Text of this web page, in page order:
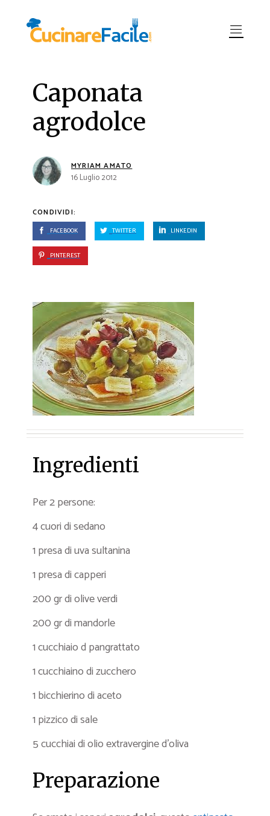
Caponata
agrodolce
MYRIAM AMATO
16 Luglio 2012
CONDIVIDI:
FACEBOOK TWITTER LINKEDIN
PINTEREST
Ingredienti
Per 2 persone:
4 cuori di sedano
1 presa di uva sultanina
1 presa di capperi
200 gr di olive verdi
200 gr di mandorle
1 cucchiaio d pangrattato
1 cucchiaino di zucchero
1 bicchierino di aceto
1 pizzico di sale
5 cucchiai di olio extravergine d’oliva
Preparazione